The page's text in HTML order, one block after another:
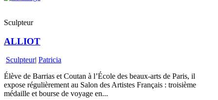
Sculpteur
ALLIOT
Sculpteur| Patricia
Élève de Barrias et Coutan à l’École des beaux-arts de Paris, il
expose régulièrement au Salon des Artistes Français : troisième
médaille et bourse de voyage en...